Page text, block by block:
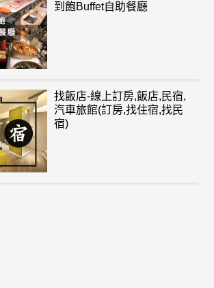
到飽Buffet自助餐廳
找飯店-線上訂房,飯店,民宿,
汽車旅館(訂房,找住宿,找民
宿)